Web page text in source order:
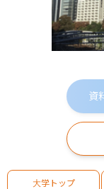
資
大学トップ